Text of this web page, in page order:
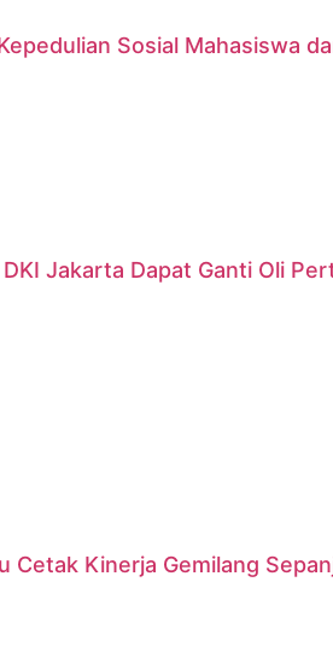
Sosial Mahasiswa
Jakarta Dapat Ganti Oli
Cetak Kinerja Gemilang